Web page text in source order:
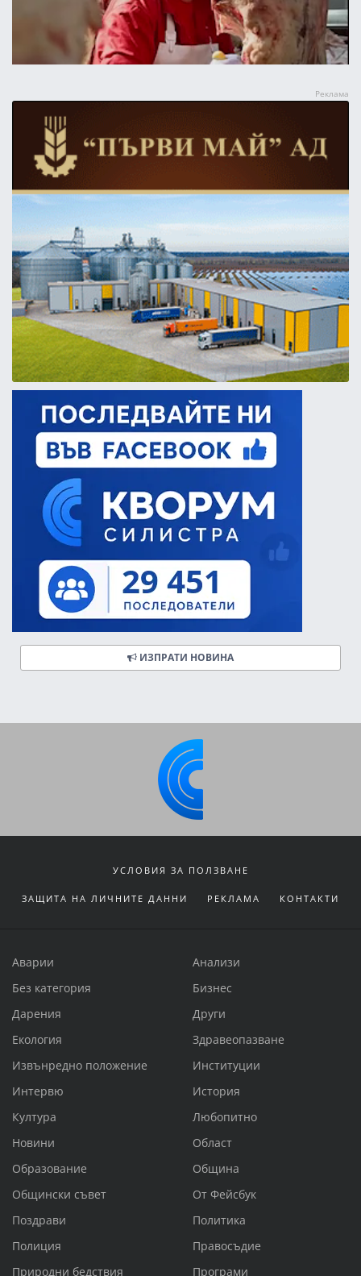
ИЗПРАТИ НОВИНА
УСЛОВИЯ ЗА ПОЛЗВАНЕ
ЗАЩИТА НА ЛИЧНИТЕ ДАННИ РЕКЛАМА КОНТАКТИ
Аварии
Анализи
Без категория
Бизнес
Дарения
Други
Екология
Здравеопазване
Извънредно положение
Институции
Интервю
История
Култура
Любопитно
Новини
Област
Образование
Община
Общински съвет
От Фейсбук
Поздрави
Политика
Полиция
Правосъдие
Природни бедствия
Програми